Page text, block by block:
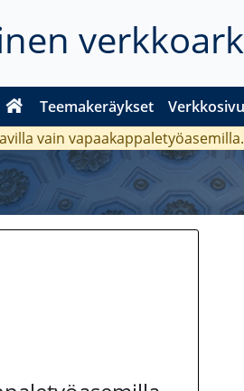
Teemakeräykset
vain